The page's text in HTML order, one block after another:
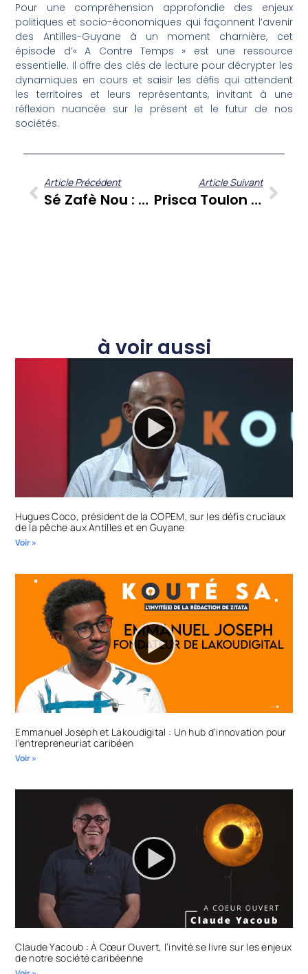
Pour une compréhension approfondie des enjeux
politiques et socio-économiques qui façonnent l’avenir
des Antilles-Guyane à un moment charnière, cet
épisode d’« A Contre Temps » est une ressource
essentielle. Il offre des clés de lecture pour décrypter les
dynamiques en cours et saisir les défis qui attendent
les territoires et leurs représentants, invitant à une
réflexion nuancée sur le présent et le futur de nos
sociétés.
Article Précédent
Sé Zafè Nou : Danielle René-Corail Propose Son Analyse De La Société Caribéenne Sur ZitataTV
Article Suivant
Prisca Toulon Marie Claire : Une Personnalité Caribéenne Se Dévoile Sans Filtre Dans ‘À Cœur Ouvert’
à voir aussi
Hugues Coco, président de la COPEM, sur les défis cruciaux
de la pêche aux Antilles et en Guyane
Voir »
Emmanuel Joseph et Lakoudigital : Un hub d’innovation pour
l’entrepreneuriat caribéen
Voir »
Claude Yacoub : À Cœur Ouvert, l’invité se livre sur les enjeux
de notre société caribéenne